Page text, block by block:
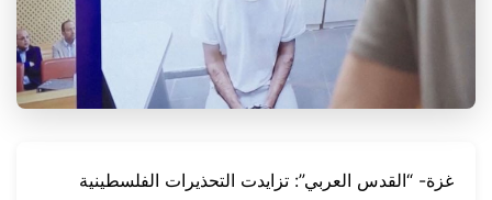
غزة- “القدس العربي”: تزايدت التحذيرات الفلسطينية